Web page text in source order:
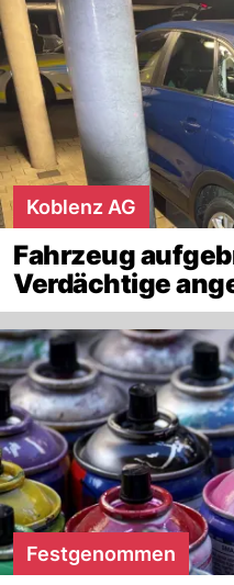
Koblenz AG
Fahrzeug
Verdächtige
Festgenommen